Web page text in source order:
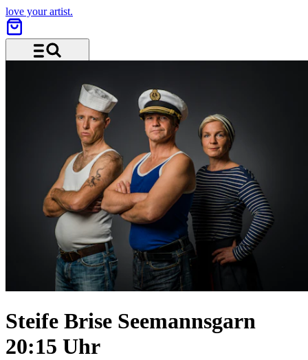
love your artist.
Steife Brise Seemannsgarn
20:15 Uhr